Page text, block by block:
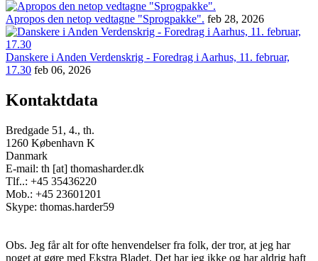
Apropos den netop vedtagne "Sprogpakke". feb 28, 2026
Danskere i Anden Verdenskrig - Foredrag i Aarhus, 11. februar,
17.30 feb 06, 2026
Kontaktdata
Bredgade 51, 4., th.
1260 København K
Danmark
E-mail: th [at] thomasharder.dk
Tlf..: +45 35436220
Mob.: +45 23601201
Skype: thomas.harder59
Obs. Jeg får alt for ofte henvendelser fra folk, der tror, at jeg har
noget at gøre med Ekstra Bladet. Det har jeg ikke og har aldrig haft